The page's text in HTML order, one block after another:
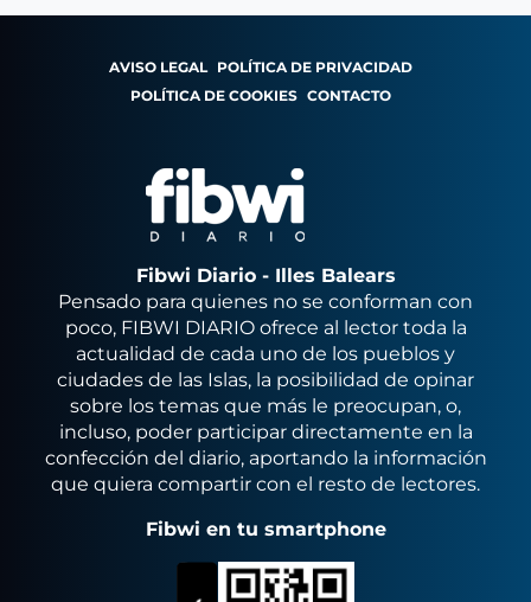
AVISO LEGAL POLÍTICA DE PRIVACIDAD
POLÍTICA DE COOKIES CONTACTO
Fibwi Diario - Illes Balears
Pensado para quienes no se conforman con
poco, FIBWI DIARIO ofrece al lector toda la
actualidad de cada uno de los pueblos y
ciudades de las Islas, la posibilidad de opinar
sobre los temas que más le preocupan, o,
incluso, poder participar directamente en la
confección del diario, aportando la información
que quiera compartir con el resto de lectores.
Fibwi en tu smartphone